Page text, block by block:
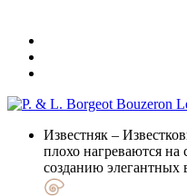
Известняк –
плохо нагреваются на
созданию